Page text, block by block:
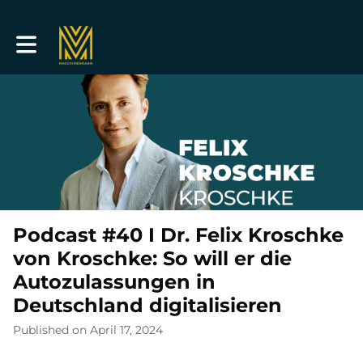
Toggle main navigation
Podcast #40 I Dr. Felix Kroschke
von Kroschke: So will er die
Autozulassungen in
Deutschland digitalisieren
Published on April 17, 2024